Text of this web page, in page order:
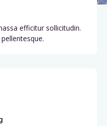
efficitur sollicitudin.